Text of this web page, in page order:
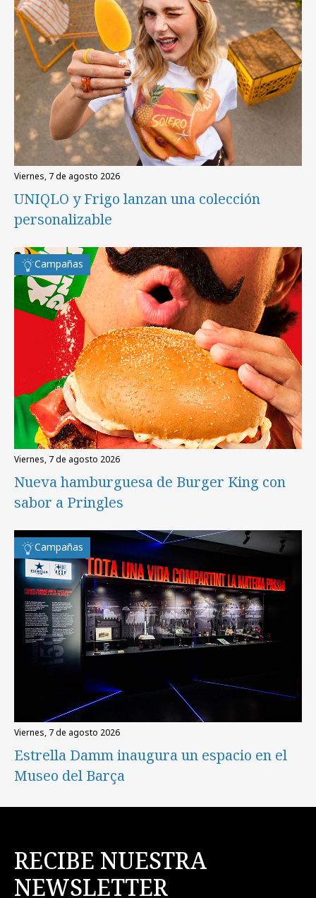
viernes, 7 de agosto 2026
UNIQLO y Frigo lanzan una colección
personalizable
Campañas
viernes, 7 de agosto 2026
Nueva hamburguesa de Burger King con
sabor a Pringles
Campañas
viernes, 7 de agosto 2026
Estrella Damm inaugura un espacio en el
Museo del Barça
RECIBE NUESTRA
NEWSLETTER